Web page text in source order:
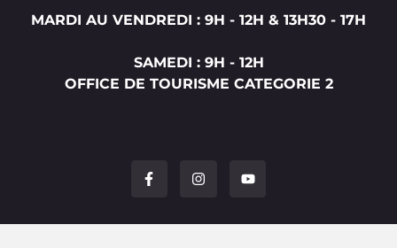
MARDI AU VENDREDI : 9H - 12H & 13H30 - 17H
SAMEDI : 9H - 12H
OFFICE DE TOURISME CATEGORIE 2
a
b
n
a
o
u